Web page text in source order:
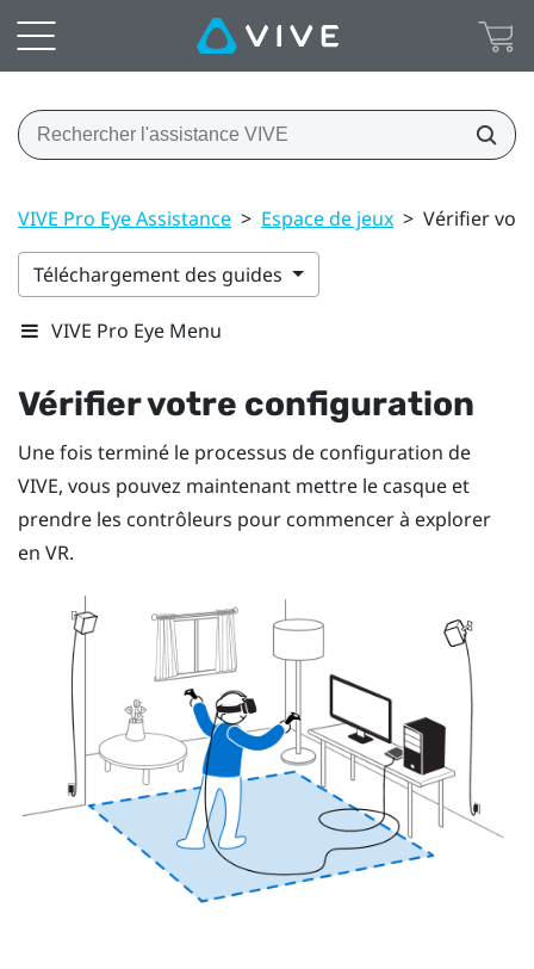
VIVE Pro Eye Assistance > Espace de jeux > Vérifier
Téléchargement des guides
VIVE Pro Eye Menu
Vérifier votre configuration
Une fois terminé le processus de configuration de
VIVE, vous pouvez maintenant mettre le casque et
prendre les contrôleurs pour commencer à explorer
en VR.